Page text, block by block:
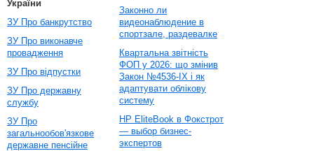
України
ЗУ Про банкрутство
ЗУ Про виконавче
провадження
ЗУ Про відпустки
ЗУ Про державну
службу
ЗУ Про
загальнообов'язкове
державне пенсійне
Законно ли
видеонаблюдение в
спортзале, раздевалке
Квартальна звітність
ФОП у 2026: що змінив
Закон №4536-IX і як
адаптувати облікову
систему
HP EliteBook в Фокстрот
— выбор бизнес-
экспертов